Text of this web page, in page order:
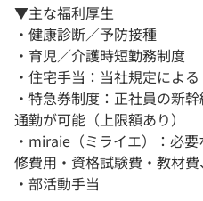
▼主な福利厚生
・健康診断／予防接種
・育児／介護時短勤務制度
・住宅手当：当社規定による
・特急券制度：正社員の新
通勤が可能（上限額あり）
・miraie（ミライエ）：必
修費用・資格試験費・教材
・部活動手当